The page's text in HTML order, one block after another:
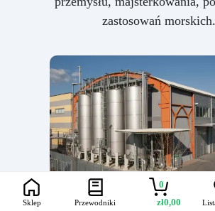
zastosowań morskich.
Sklep Przewodniki
0
zł0,00